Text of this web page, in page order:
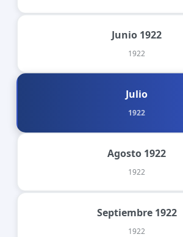
Junio 1922
1922
Julio
1922
Agosto 1922
1922
Septiembre 1922
1922